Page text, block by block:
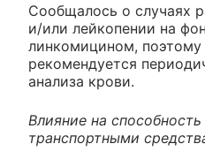
Сообщалось о случаях
и/или лейкопении на
линкомицином,
рекомендуется
анализа крови.
Влияние на
транспортными